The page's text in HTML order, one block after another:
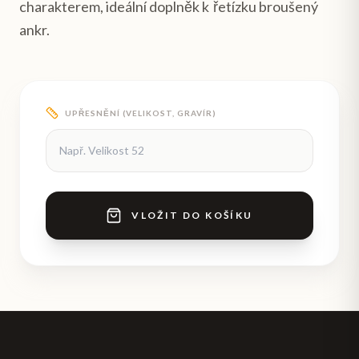
charakterem, ideální doplněk k řetízku broušený
ankr.
UPŘESNĚNÍ (VELIKOST, GRAVÍR)
VLOŽIT DO KOŠÍKU